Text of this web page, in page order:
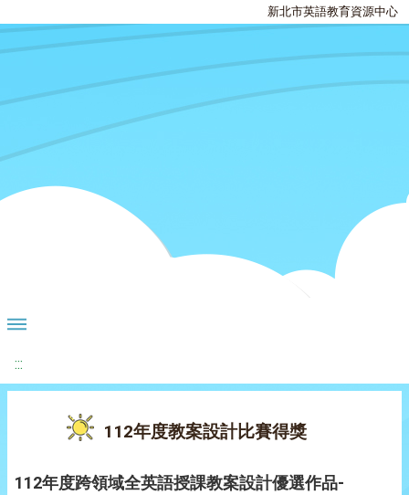
新北市英語教育資源中心
:::
112年度教案設計比賽得獎
112年度跨領域全英語授課教案設計優選作品-